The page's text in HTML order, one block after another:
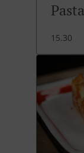
15.30